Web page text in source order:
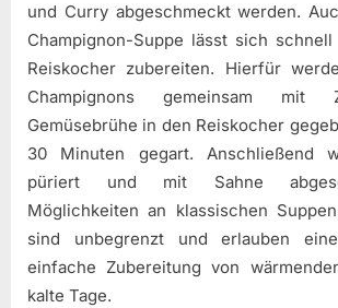
und Curry abgeschmeckt werden.
Champignon-Suppe lässt sich
Reiskocher zubereiten. Hierfür
Champignons gemeinsam mit
Gemüsebrühe in den Reiskocher
30 Minuten gegart. Anschließend
püriert und mit Sahne
Möglichkeiten an klassischen
sind unbegrenzt und erlauben
einfache Zubereitung von
kalte Tage.